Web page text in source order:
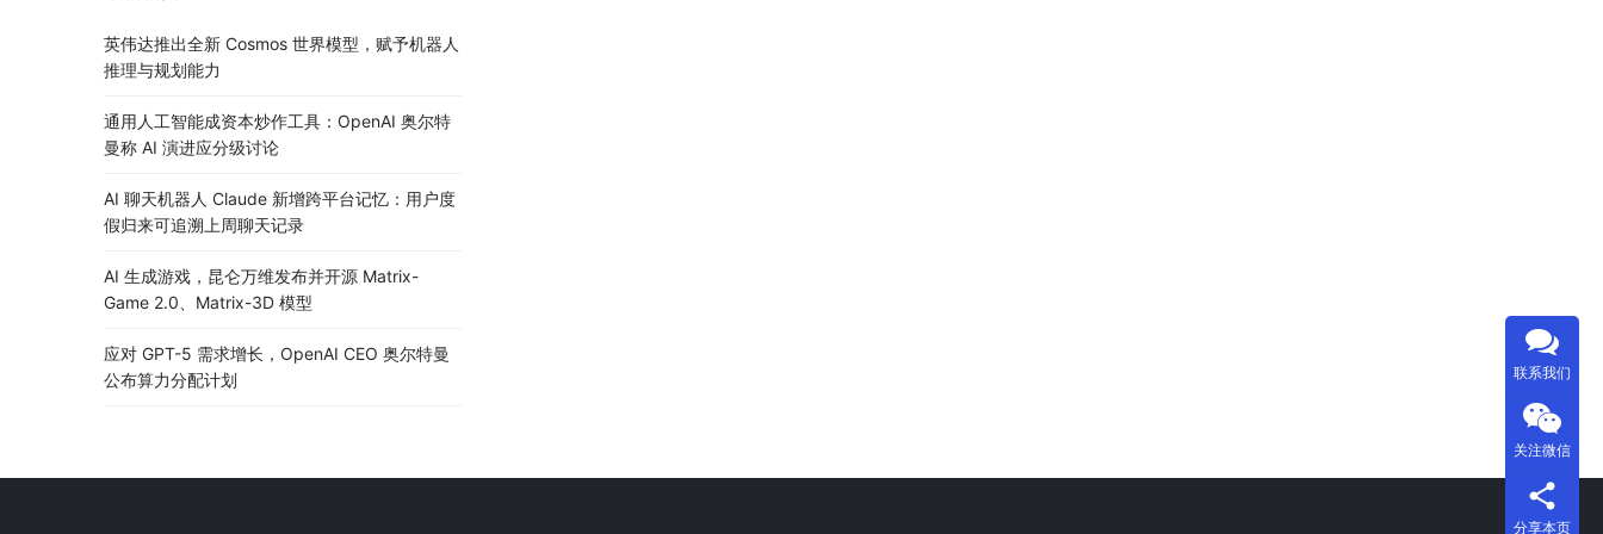
英伟达推出全新 Cosmos 世界模型，赋予机器人
推理与规划能力
通用人工智能成资本炒作工具：OpenAI 奥尔特
曼称 AI 演进应分级讨论
AI 聊天机器人 Claude 新增跨平台记忆：用户度
假归来可追溯上周聊天记录
AI 生成游戏，昆仑万维发布并开源 Matrix-
Game 2.0、Matrix-3D 模型
应对 GPT-5 需求增长，OpenAI CEO 奥尔特曼
公布算力分配计划
联系我们
关注微信
分享本页